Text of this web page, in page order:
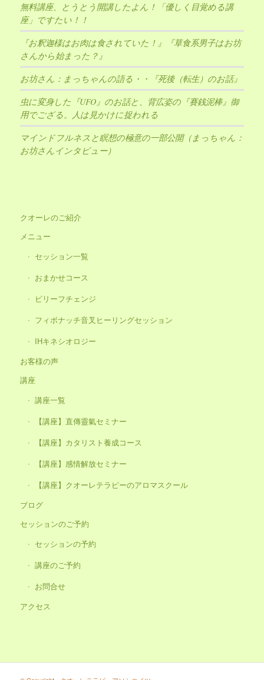
無料講座、とうとう開講したよん！「優しく目覚める講
座」ですたい！！
『お釈迦様はお肉は食されていた！』『草食系男子はお坊
さんから始まった？』
お坊さん：まっちゃんの語る・・『死後（転生）のお話』
虫に変身した『UFO』のお話と、背広姿の『賽銭泥棒』御
用でござる。人は見かけに捉われる
マインドフルネスと瞑想の極意の一部公開（まっちゃん：
お坊さんインタビュー）
クオーレのご紹介
メニュー
セッション一覧
おまかせコース
ビリーフチェンジ
フィボナッチ音叉ヒーリングセッション
IHキネシオロジー
お客様の声
講座
講座一覧
【講座】直傳靈氣セミナー
【講座】カタリスト養成コース
【講座】感情解放セミナー
【講座】クオーレテラピーのアロマスクール
ブログ
セッションのご予約
セッションの予約
講座のご予約
お問合せ
アクセス